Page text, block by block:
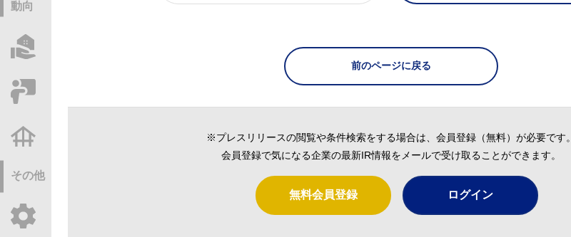
動向
その他
前のページに戻る
※プレスリリースの閲覧や条件検索をする場合は、会員登録（無料）が必要です。
会員登録で気になる企業の最新IR情報をメールで受け取ることができます。
無料会員登録 ログイン